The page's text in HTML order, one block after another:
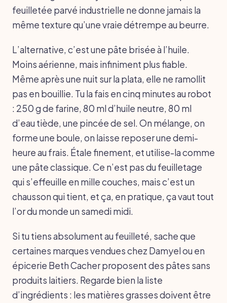
feuilletée parvé industrielle ne donne jamais la
même texture qu’une vraie détrempe au beurre.
L’alternative, c’est une pâte brisée à l’huile.
Moins aérienne, mais infiniment plus fiable.
Même après une nuit sur la plata, elle ne ramollit
pas en bouillie. Tu la fais en cinq minutes au robot
: 250 g de farine, 80 ml d’huile neutre, 80 ml
d’eau tiède, une pincée de sel. On mélange, on
forme une boule, on laisse reposer une demi-
heure au frais. Étale finement, et utilise-la comme
une pâte classique. Ce n’est pas du feuilletage
qui s’effeuille en mille couches, mais c’est un
chausson qui tient, et ça, en pratique, ça vaut tout
l’or du monde un samedi midi.
Si tu tiens absolument au feuilleté, sache que
certaines marques vendues chez Damyel ou en
épicerie Beth Cacher proposent des pâtes sans
produits laitiers. Regarde bien la liste
d’ingrédients : les matières grasses doivent être